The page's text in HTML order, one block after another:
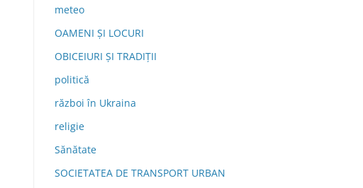
meteo
OAMENI ȘI LOCURI
OBICEIURI ȘI TRADIȚII
politică
război în Ukraina
religie
Sănătate
SOCIETATEA DE TRANSPORT URBAN